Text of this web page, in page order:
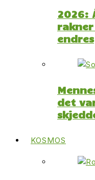
2026:
endres
det
KOSMOS